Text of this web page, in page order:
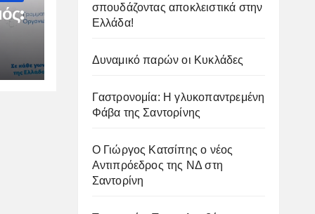
σπουδάζοντας αποκλειστικά στην
Ελλάδα!
Δυναμικό παρών οι Κυκλάδες
Γαστρονομία: Η γλυκοπαντρεμένη
Φάβα της Σαντορίνης
Ο Γιώργος Κατσίπης ο νέος
Αντιπρόεδρος της ΝΔ στη
Σαντορίνη